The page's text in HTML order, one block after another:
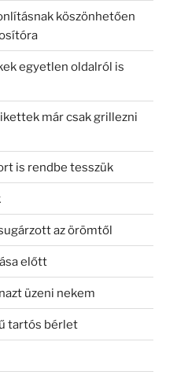
köszönhetően
egyetlen oldalról is
már csak grillezni
is rendbe tesszük
az örömtől
előtt
üzeni nekem
tartós bérlet